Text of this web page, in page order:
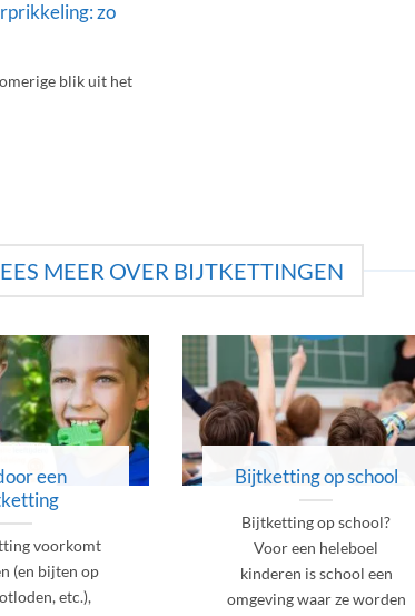
zo
blik uit het
MEER OVER BIJTKETTINGEN
een
voorkomt
(en bijten op
etc.),
Bijtketting op school
Bijtketting op school?
Voor een heleboel
kinderen is school een
omgeving waar ze worden